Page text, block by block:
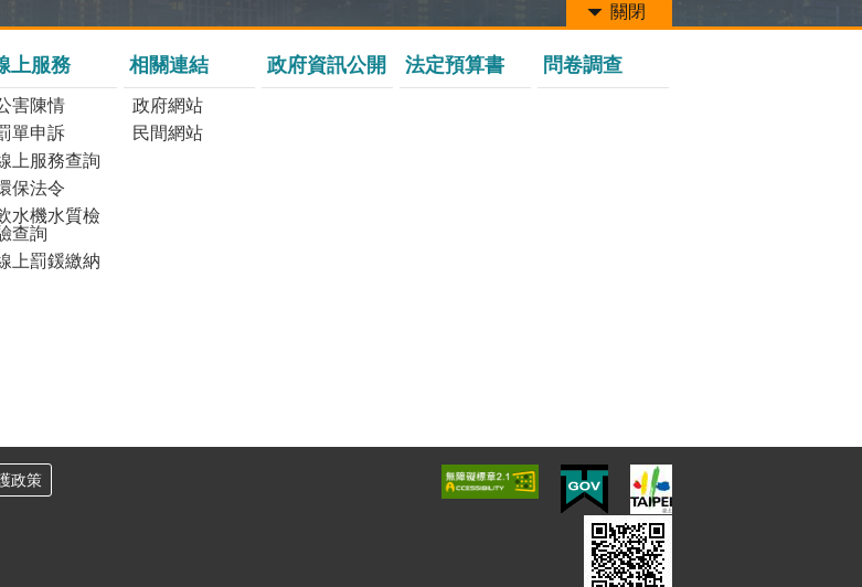
關閉
上服務
害陳情
單申訴
上服務查詢
保法令
水機水質檢
查詢
上罰鍰繳納
相關連結
政府網站
民間網站
政府資訊公開 法定預算書 問卷調查
政策